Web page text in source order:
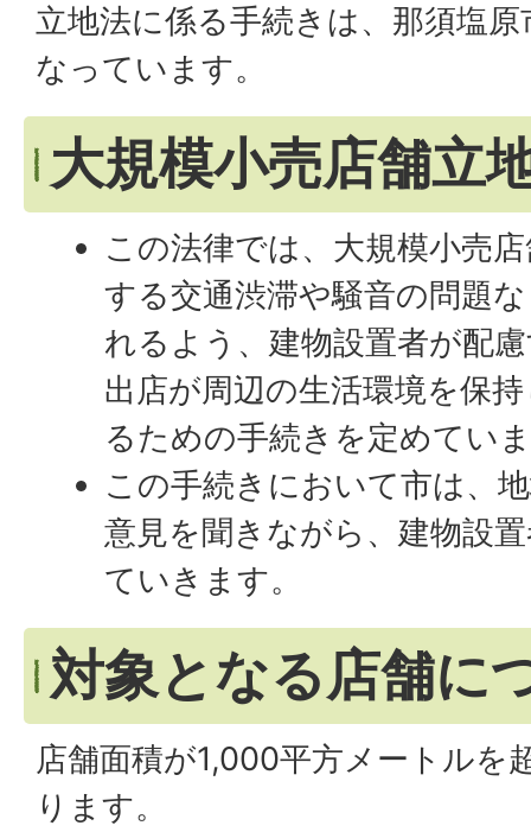
立地法に係る手続きは、那須塩
なっています。
大規模小売店舗立
この法律では、大規模小売
する交通渋滞や騒音の問題
れるよう、建物設置者が配
出店が周辺の生活環境を保
るための手続きを定めてい
この手続きにおいて市は、
意見を聞きながら、建物設
ていきます。
対象となる店舗に
店舗面積が1,000平方メートルを
ります。